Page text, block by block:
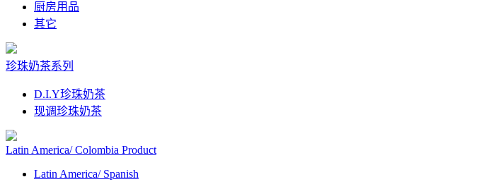
厨房用品
其它
珍珠奶茶系列
D.I.Y珍珠奶茶
现调珍珠奶茶
Latin America/ Colombia Product
Latin America/ Spanish